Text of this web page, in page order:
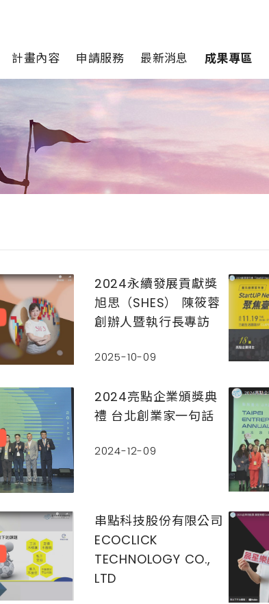
計畫內容 申請服務 最新消息 成果專區
2024永續發展貢獻獎
旭思（SHES） 陳筱蓉
創辦人暨執行長專訪
2025-10-09
2024亮點企業頒獎典
禮 台北創業家一句話
2024-12-09
串點科技股份有限公司
ECOCLICK
TECHNOLOGY CO.,
LTD